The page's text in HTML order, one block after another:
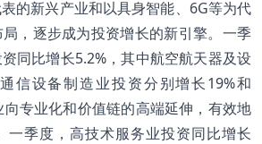
的新兴产业和以具身智能、6G等为代
，逐步成为投资增长的新引擎。一季
同比增长5.2%，其中航空航天器及设
信设备制造业投资分别增长19%和
向专业化和价值链的高端延伸，有效地
一季度，高技术服务业投资同比增长